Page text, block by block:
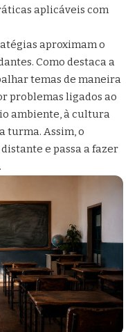
aplicáveis com
aproximam o
Como destaca a
temas de maneira
problemas ligados ao
ambiente, à cultura
turma. Assim, o
e passa a fazer